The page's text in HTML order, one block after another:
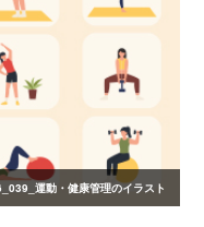
運動・健康管理のイラスト